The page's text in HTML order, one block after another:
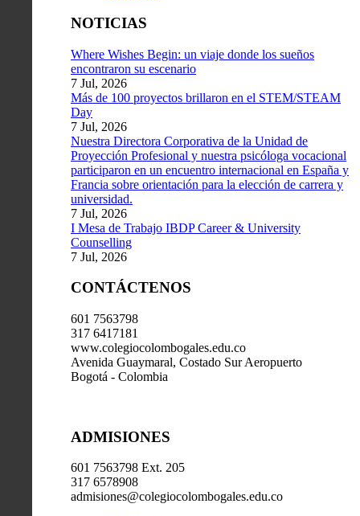
NOTICIAS
Where Wishes Begin: un viaje donde los sueños
encontraron su escenario
7 Jul, 2026
Más de 100 proyectos brillaron en el STEM/STEAM
Day
7 Jul, 2026
Nuestra Directora Corporativa de la Unidad de
Proyección Profesional y nuestra psicóloga vocacional
participaron en un encuentro internacional en España y
Francia sobre orientación para la elección de carrera y
universidad.
7 Jul, 2026
I Mesa de Trabajo IBDP Career & University
Counselling
7 Jul, 2026
CONTÁCTENOS
601 7563798
317 6417181
www.colegiocolombogales.edu.co
Avenida Guaymaral, Costado Sur Aeropuerto
Bogotá - Colombia
ADMISIONES
601 7563798 Ext. 205
317 6578908
admisiones@colegiocolombogales.edu.co